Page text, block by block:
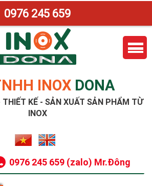
INOX DONA
THIẾT KẾ - SẢN XUẤT SẢN PHẨM TỪ
INOX
0976 245 659 (zalo) Mr.Đông
0976 245 659